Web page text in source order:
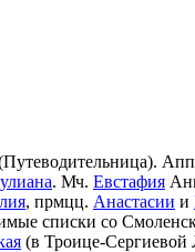
. Мч. Евстафия
, прмцц. Анастасии и
списки со
(в Троице-Сергиевой